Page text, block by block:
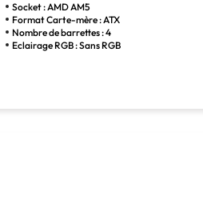
Socket : AMD AM5
Format Carte-mère : ATX
Nombre de barrettes : 4
Eclairage RGB : Sans RGB